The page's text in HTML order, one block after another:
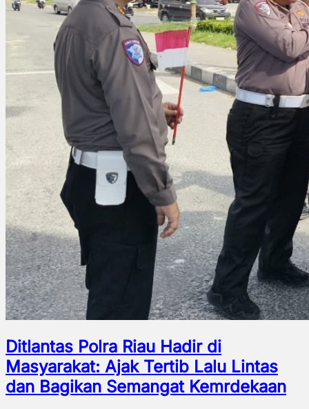
Ditlantas Polra Riau Hadir di
Masyarakat: Ajak Tertib Lalu Lintas
dan Bagikan Semangat Kemrdekaan